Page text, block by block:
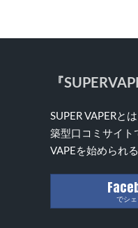
『
SUPER VAPERと
築型口コミサイト
VAPEを始められ
でシェ